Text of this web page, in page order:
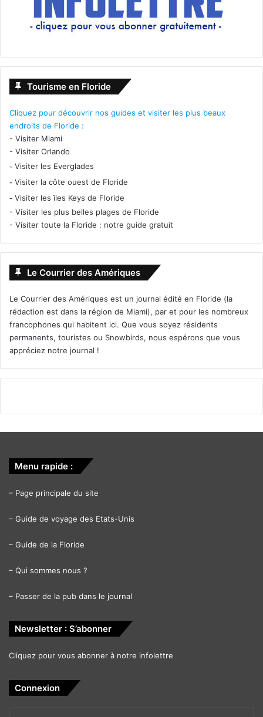
Tourisme en Floride
Cliquez pour découvrir nos guides et visiter les plus beaux
endroits de Floride :
- Visiter Miami
- Visiter Orlando
- Visiter les Everglades
- Visiter la côte ouest de Floride
- Visiter les îles Keys de Floride
- Visiter les plus belles plages de Floride
- Visiter toute la Floride : notre guide gratuit
Le Courrier des Amériques
Le Courrier des Amériques est un journal édité en Floride (la
rédaction est dans la région de Miami), par et pour les nombreux
francophones qui habitent ici. Que vous soyez résidents
permanents, touristes ou Snowbirds, nous espérons que vous
appréciez notre journal !
Menu rapide :
– Page principale du site
– Guide de voyage des Etats-Unis
– Guide de la Floride
– Qui sommes nous ?
– Passer de la pub dans le journal
Newsletter : S’abonner
Cliquez pour vous abonner à notre infolettre
Connexion